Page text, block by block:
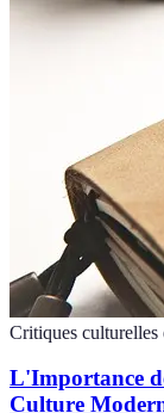
Critiques culturelles
L'Importance
Culture